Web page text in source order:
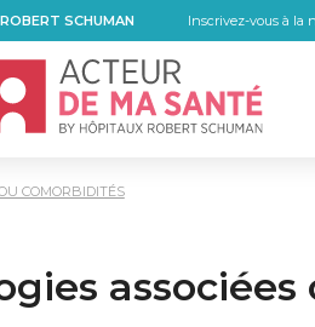
SCHUMAN Inscrivez-vous à la
- Acteur de ma santé, by
COMORBIDITÉS